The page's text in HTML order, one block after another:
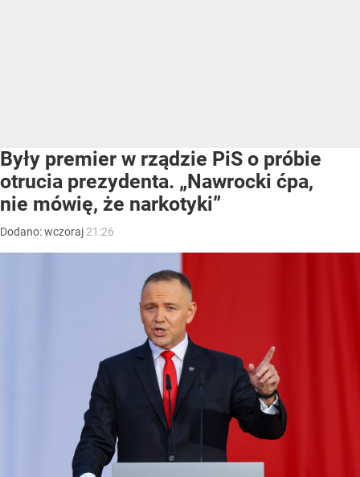
Były premier w rządzie PiS o próbie
otrucia prezydenta. „Nawrocki ćpa,
nie mówię, że narkotyki”
Dodano:wczoraj 21:26